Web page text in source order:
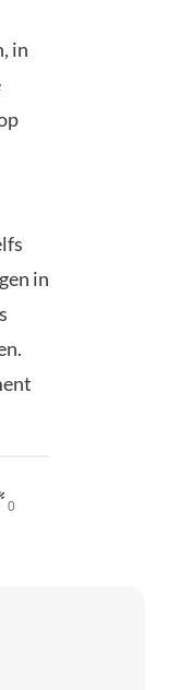
in
in
0